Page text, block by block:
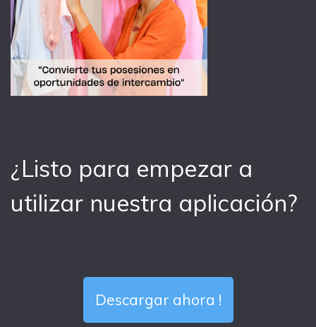
¿Listo para empezar a
utilizar nuestra aplicación?
Descargar ahora !